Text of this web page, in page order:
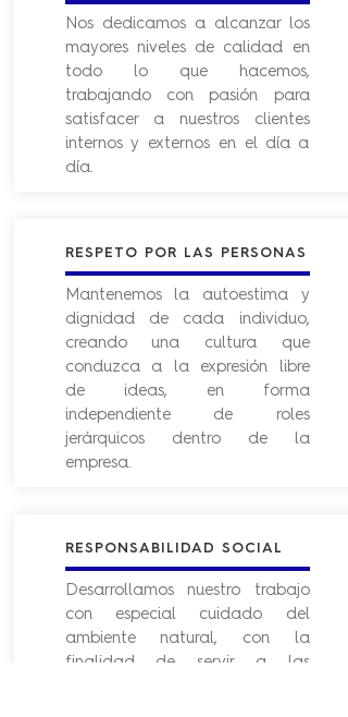
Nos dedicamos a alcanzar los
mayores niveles de calidad en
todo lo que hacemos,
trabajando con pasión para
satisfacer a nuestros clientes
internos y externos en el día a
día.
RESPETO POR LAS PERSONAS
Mantenemos la autoestima y
dignidad de cada individuo,
creando una cultura que
conduzca a la expresión libre
de ideas, en forma
independiente de roles
jerárquicos dentro de la
empresa.
RESPONSABILIDAD SOCIAL
Desarrollamos nuestro trabajo
con especial cuidado del
ambiente natural, con la
finalidad de servir a las